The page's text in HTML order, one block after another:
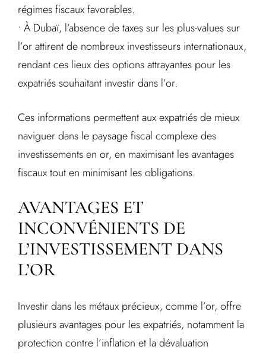
régimes fiscaux favorables.
• À Dubaï, l’absence de taxes sur les plus-values sur
l’or attirent de nombreux investisseurs internationaux,
rendant ces lieux des options attrayantes pour les
expatriés souhaitant investir dans l’or.
Ces informations permettent aux expatriés de mieux
naviguer dans le paysage fiscal complexe des
investissements en or, en maximisant les avantages
fiscaux tout en minimisant les obligations.
AVANTAGES ET
INCONVÉNIENTS DE
L’INVESTISSEMENT DANS
L’OR
Investir dans les métaux précieux, comme l’or, offre
plusieurs avantages pour les expatriés, notamment la
protection contre l’inflation et la dévaluation